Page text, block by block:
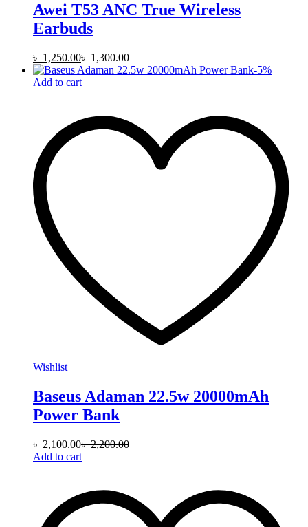
Awei T53 ANC True Wireless
Earbuds
৳ 1,250.00৳1,300.00
-5%
Add to cart
Wishlist
Baseus Adaman 22.5w 20000mAh
Power Bank
৳ 2,100.00৳2,200.00
Add to cart